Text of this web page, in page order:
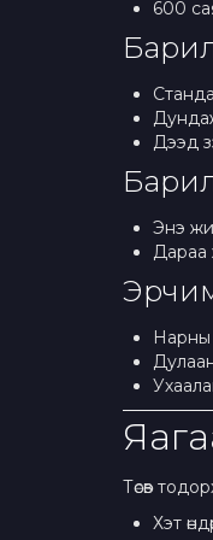
600 сая
Дээд
Энэ
Дараа
Нарны
Төсөв
Хэт